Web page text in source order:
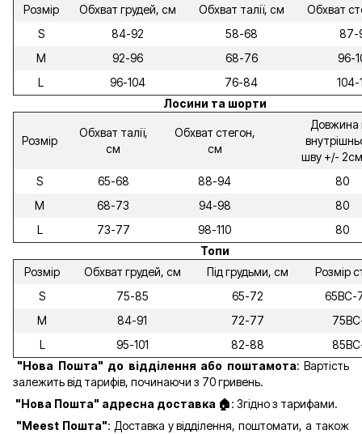
Розмір Обхват грудей, см Обхват талії, см
Обхват
S
84-92 58-68
87-
M
92-96 68-76
96-
L
96-104 76-84
104-
Лосини та шорти
Розмір
Обхват талії,
см
Обхват стегон,
см
Довжина
шву +/-
S
65-68 88-94
80
M
68-73 94-98
80
L
73-77 98-110
80
Топи
Розмір
Обхват грудей, см Під грудьми, см
Розмір
S
75-85 65-72
65ВС-
M
84-91 72-77
L
95-101 82-88
"Нова Пошта" до відділення або поштамота: Вартість
залежить від тарифів, починаючи з 70 гривень.
"Нова Пошта" адресна доставка 🏠: Згідно з тарифами.
"Meest Пошта": Доставка у відділення, поштомати, а також